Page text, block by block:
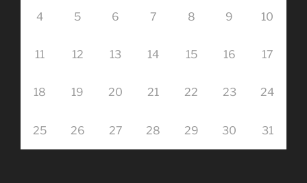
4 5 6 7 8 9 10
11 12 13 14 15 16 17
18 19 20 21 22 23 24
25 26 27 28 29 30 31